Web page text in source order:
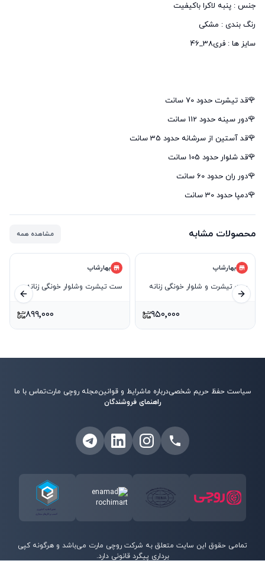
🌹دمپا حدود 30 سانت
محصولات مشابه مشاهده همه
بهارشاپ
ست تیشرت وشلوار خونگی زنانه
۸۹۹٬۰۰۰
بهارشاپ
ست تیشرت و شلوار خونگی زنانه
نیکیتا
۹۵۰٬۰۰۰
اسلاید قبلی بعدی
سیاست حفظ حریم شخصیدرباره ماشرایط و قوانینمجله روچی مارتتماس با ما
راهنمای فروشندگان
تمامی حقوق این سایت متعلق به شرکت روچی مارت می‌باشد و هرگونه کپی
برداری پیگرد قانونی دارد.